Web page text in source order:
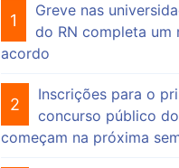
1
Greve nas
do RN completa um
acordo
2
Inscrições para o
concurso público
começam na próxima